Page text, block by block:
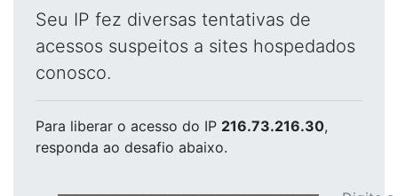
Seu IP fez diversas tentativas de
acessos suspeitos a sites hospedados
conosco.
Para liberar o acesso do IP 216.73.216.30,
responda ao desafio abaixo.